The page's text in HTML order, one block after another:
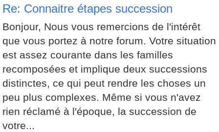
Re: Connaitre étapes succession
Bonjour, Nous vous remercions de l'intérêt
que vous portez à notre forum. Votre situation
est assez courante dans les familles
recomposées et implique deux successions
distinctes, ce qui peut rendre les choses un
peu plus complexes. Même si vous n'avez
rien réclamé à l'époque, la succession de
votre...